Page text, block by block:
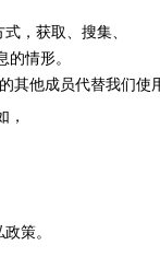
，获取、搜集、
情形。
的其他成员代替我们使
，
策。